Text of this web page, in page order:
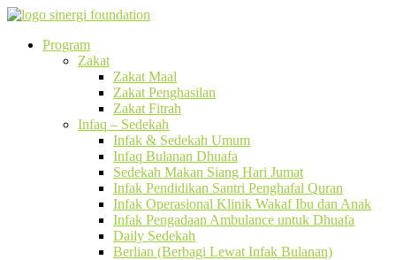
Program
Zakat
Zakat Maal
Zakat Penghasilan
Zakat Fitrah
Infaq – Sedekah
Infak & Sedekah Umum
Infaq Bulanan Dhuafa
Sedekah Makan Siang Hari Jumat
Infak Pendidikan Santri Penghafal Quran
Infak Operasional Klinik Wakaf Ibu dan Anak
Infak Pengadaan Ambulance untuk Dhuafa
Daily Sedekah
Berlian (Berbagi Lewat Infak Bulanan)